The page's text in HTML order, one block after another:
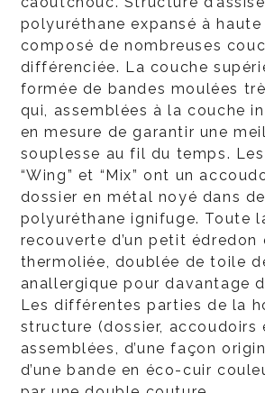
polyuréthane expansé à
composé de nombreuses
différenciée. La couche
formée de bandes moulées
qui, assemblées à la couche
en mesure de garantir une
souplesse au fil du temps.
“Wing” et “Mix” ont un
dossier en métal noyé dans
polyuréthane ignifuge. Toute
recouverte d’un petit édredon
thermoliée, doublée de toile
anallergique pour davantage
Les différentes parties de la
structure (dossier, accoudoirs
assemblées, d’une façon
d’une bande en éco-cuir